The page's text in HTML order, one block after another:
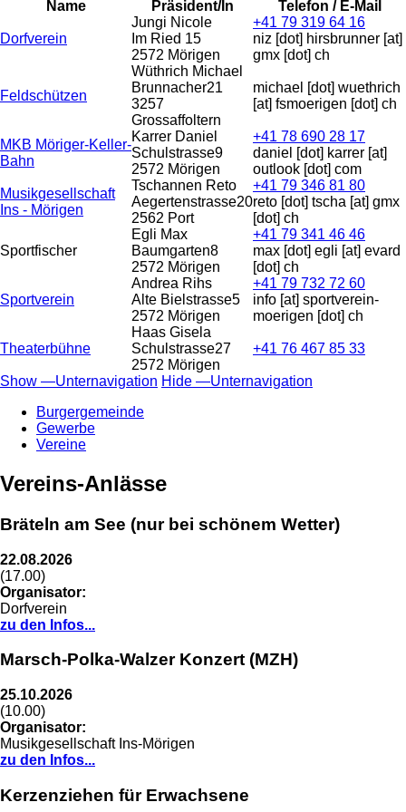
Name Präsident/In Telefon / E-Mail
Dorfverein
Jungi Nicole
Im Ried 15
2572 Mörigen
+41 79 319 64 16
niz [dot] hirsbrunner [at]
gmx [dot] ch
Feldschützen
Wüthrich Michael
Brunnacher21
3257
Grossaffoltern
michael [dot] wuethrich
[at] fsmoerigen [dot] ch
MKB Möriger-Keller-
Bahn
Karrer Daniel
Schulstrasse9
2572 Mörigen
+41 78 690 28 17
daniel [dot] karrer [at]
outlook [dot] com
Musikgesellschaft
Ins - Mörigen
Tschannen Reto
Aegertenstrasse20
2562 Port
+41 79 346 81 80
reto [dot] tscha [at] gmx
[dot] ch
Sportfischer
Egli Max
Baumgarten8
2572 Mörigen
+41 79 341 46 46
max [dot] egli [at] evard
[dot] ch
Sportverein
Andrea Rihs
Alte Bielstrasse5
2572 Mörigen
+41 79 732 72 60
info [at] sportverein-
moerigen [dot] ch
Theaterbühne
Haas Gisela
Schulstrasse27
2572 Mörigen
+41 76 467 85 33
Unternavigation
Show —Unternavigation Hide —Unternavigation
Burgergemeinde
Gewerbe
Vereine
Vereins-Anlässe
Bräteln am See (nur bei schönem Wetter)
22.08.2026
(17.00)
Organisator:
Dorfverein
zu den Infos...
Marsch-Polka-Walzer Konzert (MZH)
25.10.2026
(10.00)
Organisator:
Musikgesellschaft Ins-Mörigen
zu den Infos...
Kerzenziehen für Erwachsene